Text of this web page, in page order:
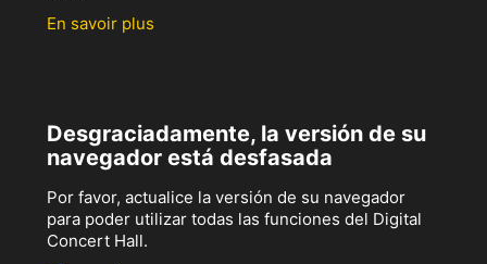
En savoir plus
Desgraciadamente, la versión de su
navegador está desfasada
Por favor, actualice la versión de su navegador
para poder utilizar todas las funciones del Digital
Concert Hall.